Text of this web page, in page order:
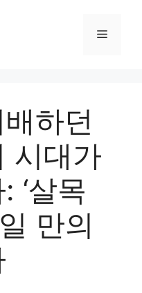
Menu
하던
시대가
‘살목
만의